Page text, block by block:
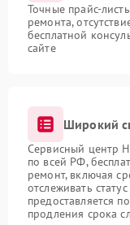
Точные прайс-
ремонта,
бесплатной
сайте
Широкий
Сервисный центр
по всей РФ,
ремонт, включая
отслеживать
предоставляется
продления срока